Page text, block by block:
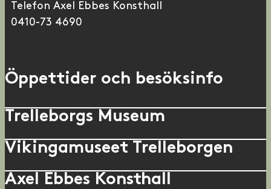
Telefon Axel Ebbes Konsthall
0410-73 4690
Öppettider och besöksinfo
Trelleborgs Museum
Vikingamuseet Trelleborgen
Axel Ebbes Konsthall